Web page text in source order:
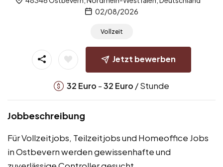
02/08/2026
Vollzeit
Jetzt bewerben
32 Euro -32 Euro / Stunde
Jobbeschreibung
Für Vollzeitjobs, Teilzeitjobs und Homeoffice Jobs
in Ostbevern werden gewissenhafte und